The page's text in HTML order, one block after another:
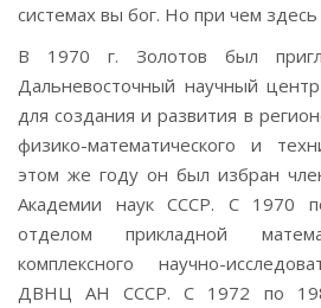
системах вы бог. Но при чем
В 1970 г. Золотов был
Дальневосточный научный
для создания и развития в
физико-математического и
этом же году он был избран
Академии наук СССР. С 1970
отделом прикладной
комплексного научно-
ДВНЦ АН СССР. С 1972 по